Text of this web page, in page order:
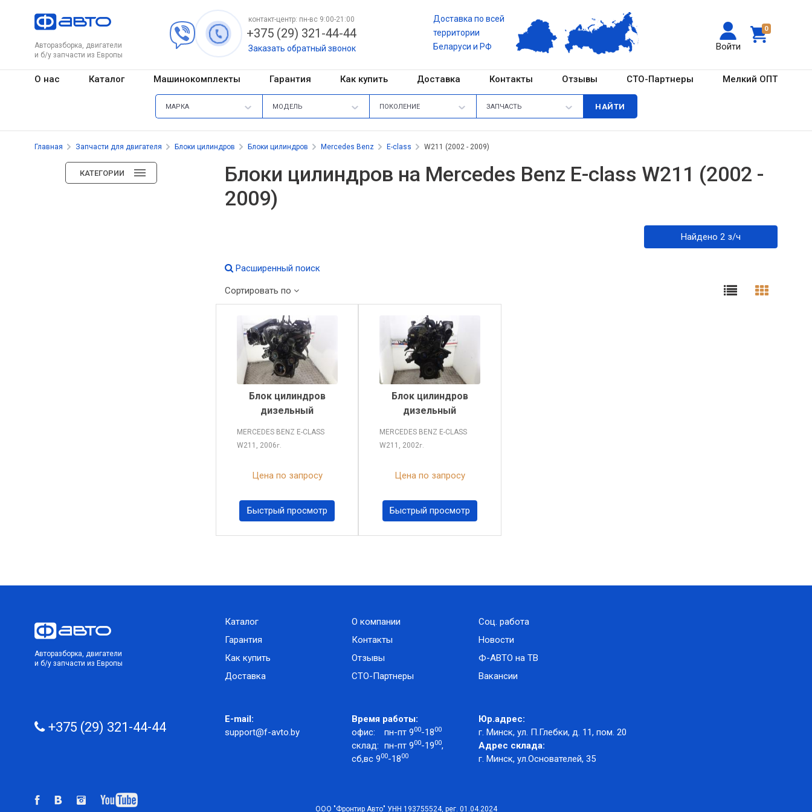
Авторазборка, двигатели
и б/у запчасти из Европы
0
Войти
контакт-центр: пн-вс 9:00-21:00
+375 (29) 321-44-44
Заказать обратный звонок
Доставка по всей
территории
Беларуси и РФ
О нас Каталог Машинокомплекты Гарантия Как купить Доставка Контакты Отзывы СТО-Партнеры Мелкий ОПТ
МАРКА МОДЕЛЬ ПОКОЛЕНИЕ ЗАПЧАСТЬ
Главная Запчасти для двигателя Блоки цилиндров Блоки цилиндров Mercedes Benz E-class W211 (2002 - 2009)
КАТЕГОРИИ
Блоки цилиндров на Mercedes Benz E-class W211 (2002 -
2009)
Найдено 2 з/ч
Расширенный поиск
Сортировать по
Блок цилиндров
дизельный
MERCEDES BENZ E-CLASS
W211, 2006г.
Цена по запросу
Быстрый просмотр
Блок цилиндров
дизельный
MERCEDES BENZ E-CLASS
W211, 2002г.
Цена по запросу
Быстрый просмотр
Авторазборка, двигатели
и б/у запчасти из Европы
Каталог
Гарантия
Как купить
Доставка
О компании
Контакты
Отзывы
СТО-Партнеры
Соц. работа
Новости
Ф-АВТО на ТВ
Вакансии
+375 (29) 321-44-44
E-mail:
support@f-avto.by
Время работы:
офис:
пн-пт 900-1800
склад: пн-пт 900-1900,
сб,вс 900-1800
Юр.адрес:
г. Минск, ул. П.Глебки, д. 11, пом. 20
Адрес склада:
г. Минск, ул.Основателей, 35
ООО "Фронтир Авто" УНН 193755524, рег. 01.04.2024